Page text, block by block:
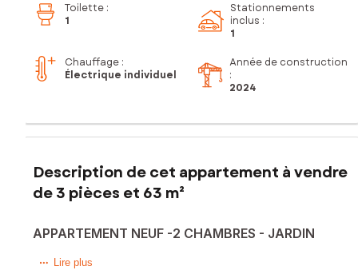
Toilette :
1
Stationnements
inclus :
1
Chauffage :
Électrique individuel
Année de construction
:
2024
Description de cet appartement à vendre
de 3 pièces et 63 m²
APPARTEMENT NEUF -2 CHAMBRES - JARDIN
Situé à Fondettes, cet appartement bénéficie d'un cadre
Lire plus